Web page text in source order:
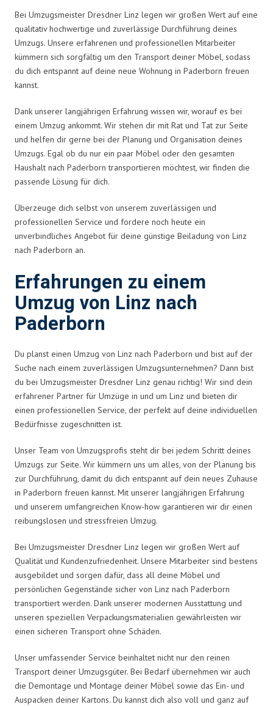
Bei Umzugsmeister Dresdner Linz legen wir großen Wert auf eine
qualitativ hochwertige und zuverlässige Durchführung deines
Umzugs. Unsere erfahrenen und professionellen Mitarbeiter
kümmern sich sorgfältig um den Transport deiner Möbel, sodass
du dich entspannt auf deine neue Wohnung in Paderborn freuen
kannst.
Dank unserer langjährigen Erfahrung wissen wir, worauf es bei
einem Umzug ankommt. Wir stehen dir mit Rat und Tat zur Seite
und helfen dir gerne bei der Planung und Organisation deines
Umzugs. Egal ob du nur ein paar Möbel oder den gesamten
Haushalt nach Paderborn transportieren möchtest, wir finden die
passende Lösung für dich.
Überzeuge dich selbst von unserem zuverlässigen und
professionellen Service und fordere noch heute ein
unverbindliches Angebot für deine günstige Beiladung von Linz
nach Paderborn an.
Erfahrungen zu einem
Umzug von Linz nach
Paderborn
Du planst einen Umzug von Linz nach Paderborn und bist auf der
Suche nach einem zuverlässigen Umzugsunternehmen? Dann bist
du bei Umzugsmeister Dresdner Linz genau richtig! Wir sind dein
erfahrener Partner für Umzüge in und um Linz und bieten dir
einen professionellen Service, der perfekt auf deine individuellen
Bedürfnisse zugeschnitten ist.
Unser Team von Umzugsprofis steht dir bei jedem Schritt deines
Umzugs zur Seite. Wir kümmern uns um alles, von der Planung bis
zur Durchführung, damit du dich entspannt auf dein neues Zuhause
in Paderborn freuen kannst. Mit unserer langjährigen Erfahrung
und unserem umfangreichen Know-how garantieren wir dir einen
reibungslosen und stressfreien Umzug.
Bei Umzugsmeister Dresdner Linz legen wir großen Wert auf
Qualität und Kundenzufriedenheit. Unsere Mitarbeiter sind bestens
ausgebildet und sorgen dafür, dass all deine Möbel und
persönlichen Gegenstände sicher von Linz nach Paderborn
transportiert werden. Dank unserer modernen Ausstattung und
unseren speziellen Verpackungsmaterialien gewährleisten wir
einen sicheren Transport ohne Schäden.
Unser umfassender Service beinhaltet nicht nur den reinen
Transport deiner Umzugsgüter. Bei Bedarf übernehmen wir auch
die Demontage und Montage deiner Möbel sowie das Ein- und
Auspacken deiner Kartons. Du kannst dich also voll und ganz auf